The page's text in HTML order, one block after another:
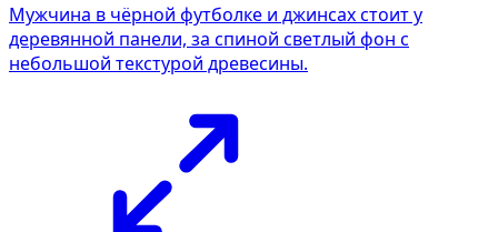
Мужчина в чёрной футболке и джинсах стоит у
деревянной панели, за спиной светлый фон с
небольшой текстурой древесины.